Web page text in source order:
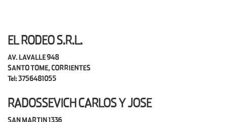
EL RODEO S.R.L.
AV. LAVALLE 948
SANTO TOME, CORRIENTES
Tel: 3756481055
RADOSSEVICH CARLOS Y JOSE
SAN MARTIN 1336